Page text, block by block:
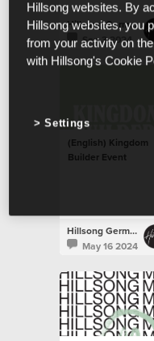
Hillsong Germany
Sep 3 2024
(English) Kingdom
Builder Event
Hillsong Germany
May 16 2024
Hillsong websites. By
Hillsong websites, you
from your activity on
with Hillsong's Cookie
Settings